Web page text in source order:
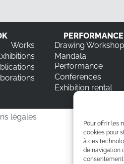
Pour offrir les
cookies pour
à ces
de navigation
Works
PERFORMANCE
Drawing
Mandala
Performance
Conferences
Exhibition rental
légales